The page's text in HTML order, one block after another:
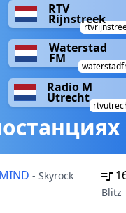
RTV
Rijnstreek
Waterstad
FM
Radio M
Utrecht
- Skyrock
Blitz